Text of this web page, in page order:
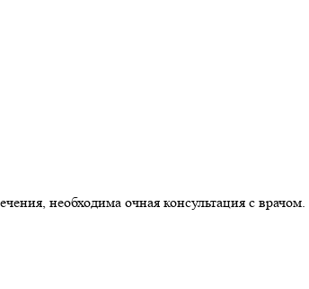
необходима очная консультация с врачом.